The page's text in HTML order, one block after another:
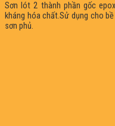
Sơn lót 2 thành phần gốc
kháng hóa chất.Sử dụng cho
sơn phủ.